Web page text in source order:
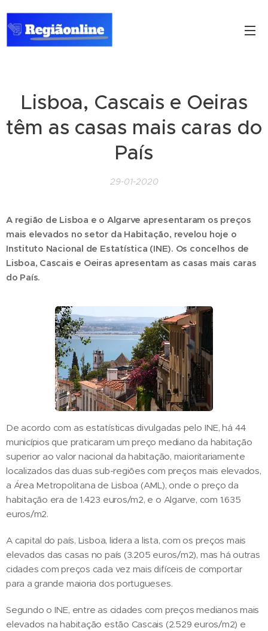
Lisboa, Cascais e Oeiras
têm as casas mais caras do
País
29-01-2020
A região de Lisboa e o Algarve apresentaram os preços
mais elevados no setor da Habitação, revelou hoje o
Instituto Nacional de Estatística (INE). Os concelhos de
Lisboa, Cascais e Oeiras apresentam as casas mais caras
do País.
De acordo com as estatísticas divulgadas pelo INE, há 44
municípios que praticaram um preço mediano da habitação
superior ao valor nacional da habitação, maioritariamente
localizados das duas sub-regiões com preços mais elevados,
a Área Metropolitana de Lisboa (AML), onde o preço da
habitação era de 1.423 euros/m2, e o Algarve, com 1.635
euros/m2.
A capital do país, Lisboa, lidera a lista, com os preços mais
elevados das casas no país (3.205 euros/m2), mas há outras
cidades com preços cada vez mais difíceis de comportar
para a grande maioria dos portugueses.
Segundo o INE, entre as cidades com preços medianos mais
elevados na habitação estão Cascais (2.529 euros/m2) e